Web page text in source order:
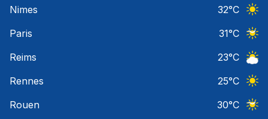
Nimes
32°C
Paris
31°C
Reims
23°C
Rennes
25°C
Rouen
30°C